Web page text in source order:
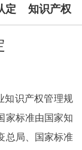
定 知识产权
知识产权管理规
家标准由国家知
总局、国家标准